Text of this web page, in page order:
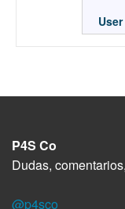
User
P4S Co
Dudas,
@p4sco